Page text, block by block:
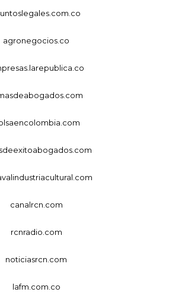
agronegocios.co
canalrcn.com
rcnradio.com
noticiasrcn.com
lafm.com.co